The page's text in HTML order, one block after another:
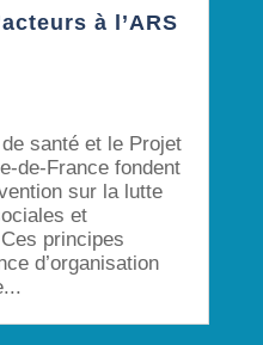
à l’ARS
santé et le Projet
de-France fondent
sur la lutte
et
principes
d’organisation